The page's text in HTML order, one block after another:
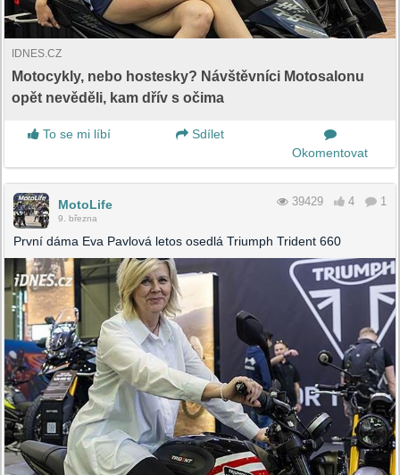
IDNES.CZ
Motocykly, nebo hostesky? Návštěvníci Motosalonu
opět nevěděli, kam dřív s očima
To se mi líbí
Sdílet
Okomentovat
MotoLife
9. března
39429 4 1
První dáma Eva Pavlová letos osedlá Triumph Trident 660